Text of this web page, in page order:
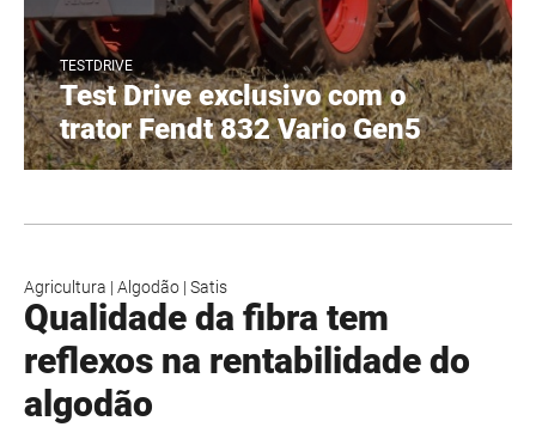
TESTDRIVE
Test Drive exclusivo com o
trator Fendt 832 Vario Gen5
Agricultura | Algodão | Satis
Qualidade da fibra tem
reflexos na rentabilidade do
algodão